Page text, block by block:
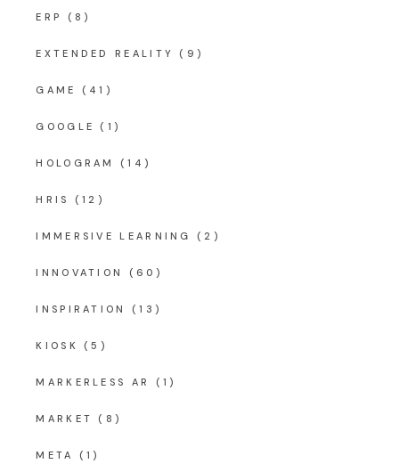
ERP (8)
EXTENDED REALITY (9)
GAME (41)
GOOGLE (1)
HOLOGRAM (14)
HRIS (12)
IMMERSIVE LEARNING (2)
INNOVATION (60)
INSPIRATION (13)
KIOSK (5)
MARKERLESS AR (1)
MARKET (8)
META (1)